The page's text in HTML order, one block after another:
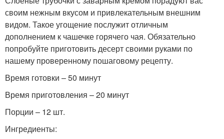
своим нежным вкусом и привлекательным внешним
видом. Такое угощение послужит отличным
дополнением к чашечке горячего чая. Обязательно
попробуйте приготовить десерт своими руками по
нашему проверенному пошаговому рецепту.
Время готовки – 50 минут
Время приготовления – 20 минут
Порции – 12 шт.
Ингредиенты: